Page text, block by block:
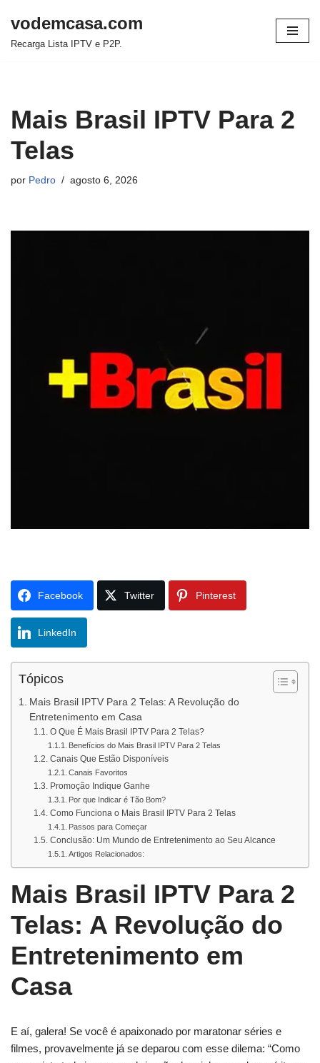
Pular
vodemcasa.com
Recarga Lista IPTV e P2P.
Mais Brasil IPTV Para 2
Telas
por Pedro agosto 6, 2026
Facebook Twitter Pinterest
LinkedIn
Tópicos
Mais Brasil IPTV Para 2 Telas: A Revolução do
Entretenimento em Casa
O Que É Mais Brasil IPTV Para 2 Telas?
Benefícios do Mais Brasil IPTV Para 2 Telas
Canais Que Estão Disponíveis
Canais Favoritos
Promoção Indique Ganhe
Por que Indicar é Tão Bom?
Como Funciona o Mais Brasil IPTV Para 2 Telas
Passos para Começar
Conclusão: Um Mundo de Entretenimento ao Seu Alcance
Artigos Relacionados:
Mais Brasil IPTV Para 2
Telas: A Revolução do
Entretenimento em
Casa
E aí, galera! Se você é apaixonado por maratonar séries e
filmes, provavelmente já se deparou com esse dilema: “Como